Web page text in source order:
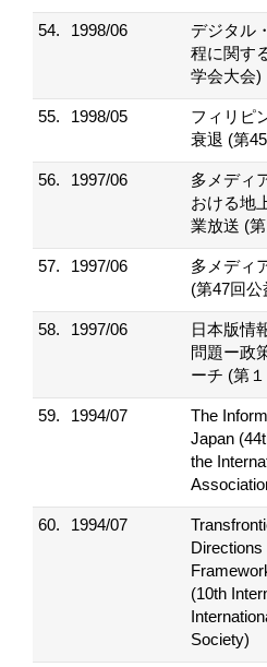
54. 1998/06
デジタル
程に関す
学会大会)
55. 1998/05
フィリピ
衰退 (第
56. 1997/06
多メディ
おける地
業放送 (
57. 1997/06
多メディ
(第47回
58. 1997/06
日本版情
問題ー政
ーチ (第
59. 1994/07
The
Japan
the
60. 1994/07
Directions
(10th
Society)